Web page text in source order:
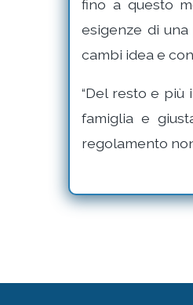
fino a questo
esigenze di
cambi idea e
“Del resto e più
famiglia e
regolamento